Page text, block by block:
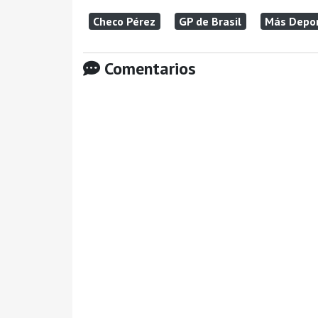
Checo Pérez GP de Brasil Más
Comentarios